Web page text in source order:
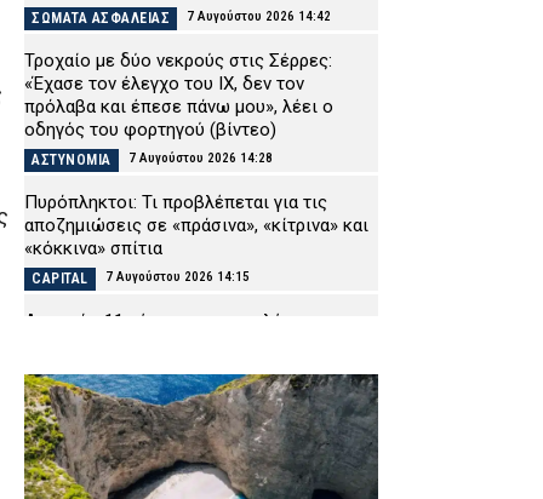
ΣΩΜΑΤΑ ΑΣΦΑΛΕΙΑΣ 7 Αυγούστου 2026 14:42
Τροχαίο με δύο νεκρούς στις Σέρρες:
«Έχασε τον έλεγχο του ΙΧ, δεν τον
πρόλαβα και έπεσε πάνω μου», λέει ο
οδηγός του φορτηγού (βίντεο)
ΑΣΤΥΝΟΜΙΑ 7 Αυγούστου 2026 14:28
Πυρόπληκτοι: Τι προβλέπεται για τις
αποζημιώσεις σε «πράσινα», «κίτρινα» και
«κόκκινα» σπίτια
CAPITAL 7 Αυγούστου 2026 14:15
Λακωνία: 11 μήνες με αναστολή στον
ΔΙΚΑΙΟΣΥΝΗ 7 Αυγούστου 2026 14:04
Αττική και Βοιωτία: Πάνω από 110.000
στρέμματα έγιναν στάχτη σε τέσσερις
ημέρες – Τι αποκαλύπτει η ανάλυση των